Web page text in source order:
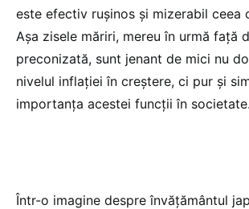
este efectiv rușinos și mizerabil ceea
Așa zisele măriri, mereu în urmă față
preconizată, sunt jenant de mici nu
nivelul inflației în creștere, ci pur și
importanța acestei funcții în societate.
Într-o imagine despre învățământul